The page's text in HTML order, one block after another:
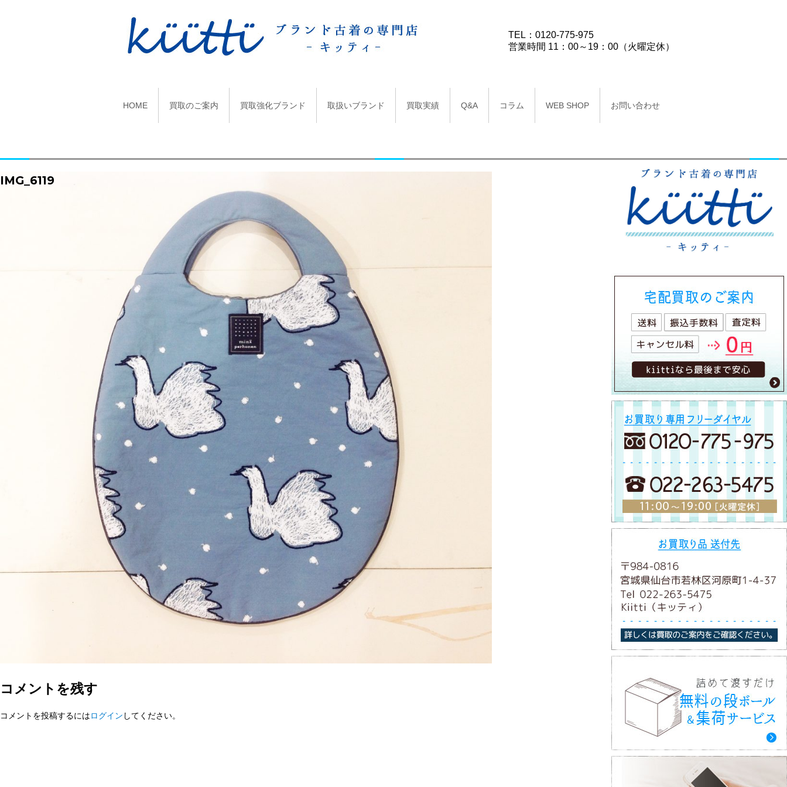
TEL：0120-775-975
営業時間 11：00～19：00（火曜定休）
HOME 買取のご案内 買取強化ブランド 取扱いブランド 買取実績 Q&A コラム WEB SHOP お問い合わせ
IMG_6119
コメントを残す
コメントを投稿するにはログイン してください。